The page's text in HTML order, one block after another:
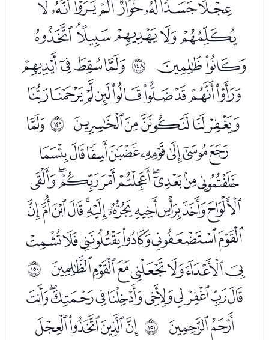
ﯓﯔﯕﯖﯗﯘﯙﯚﯛ
ﯜﯝﯞﯟﯠﯡ
ﯢﯣ ﲓ ﯥﯦﯧﯨ
ﯩﯪﯫﯬﯭﯮﯯﯰﯱ
ﯲﯳﯴﯵﯶ ﲔﭑ
ﭒﭓﭔﭕﭖﭗﭘﭙ
ﭚﭛﭜﭝﭞﭟﭠﭡﭢ
ﭣﭤﭥﭦﭧﭨﭩﭪﭫﭬﭭ
ﭮﭯﭰﭱﭲﭳ
ﭴﭵﭶﭷﭸﭹﭺ ﲕ
ﭼﭽﭾﭿﮀﮁﮂﮃﮄﮅ
ﮆﮇ ﲖﮉﮊﮋﮌ